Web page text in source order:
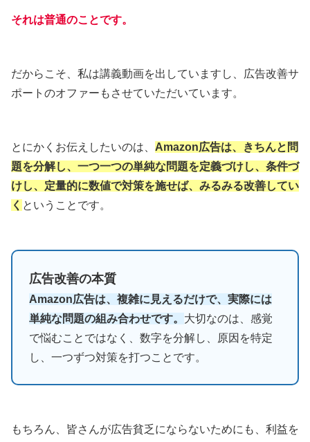
それは普通のことです。
だからこそ、私は講義動画を出していますし、広告改善サ
ポートのオファーもさせていただいています。
とにかくお伝えしたいのは、 Amazon広告は、きちんと問
題を分解し、一つ一つの単純な問題を定義づけし、条件づ
けし、定量的に数値で対策を施せば、みるみる改善してい
く ということです。
広告改善の本質
Amazon広告は、複雑に見えるだけで、実際には
単純な問題の組み合わせです。 大切なのは、感覚
で悩むことではなく、数字を分解し、原因を特定
し、一つずつ対策を打つことです。
もちろん、皆さんが広告貧乏にならないためにも、利益を